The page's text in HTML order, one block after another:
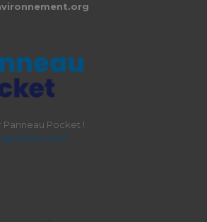
Panneau Pocket !